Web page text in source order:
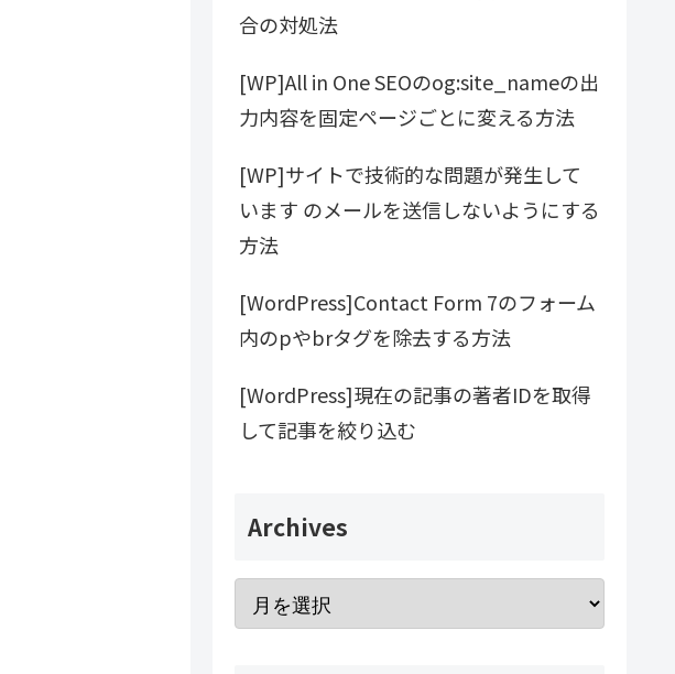
合の対処法
[WP]All in One SEOのog:site_nameの出
力内容を固定ページごとに変える方法
[WP]サイトで技術的な問題が発生して
います のメールを送信しないようにする
方法
[WordPress]Contact Form 7のフォーム
内のpやbrタグを除去する方法
[WordPress]現在の記事の著者IDを取得
して記事を絞り込む
Archives